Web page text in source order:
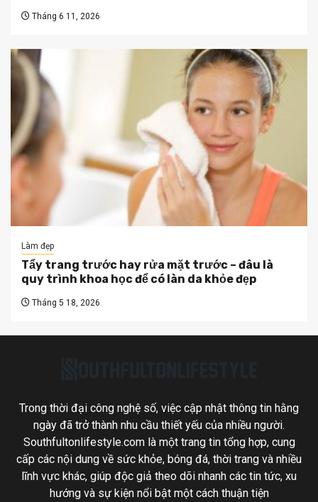
Tháng 6 11, 2026
Làm đẹp
Tẩy trang trước hay rửa mặt trước – đâu là
quy trình khoa học để có làn da khỏe đẹp
Tháng 5 18, 2026
Trong thời đại công nghệ số, việc cập nhật thông tin hằng
ngày đã trở thành nhu cầu thiết yếu của nhiều người.
Southfultonlifestyle.com là một trang tin tổng hợp, cung
cấp các nội dung về sức khỏe, bóng đá, thời trang và nhiều
lĩnh vực khác, giúp độc giả theo dõi nhanh các tin tức, xu
hướng và sự kiện nổi bật một cách thuận tiện